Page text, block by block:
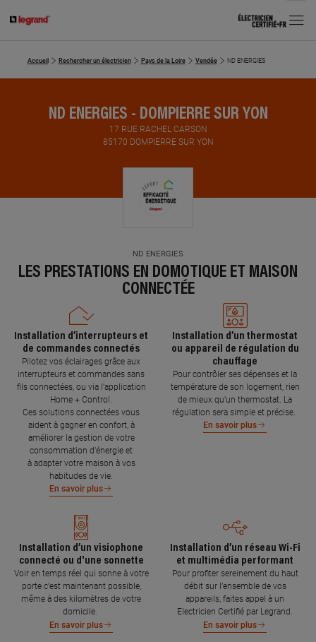
MENU
Accueil Rechercher un électricien Pays de la Loire Vendée ND ENERGIES
ND ENERGIES - DOMPIERRE SUR YON
17 RUE RACHEL CARSON
85170 DOMPIERRE SUR YON
ND ENERGIES
LES PRESTATIONS EN DOMOTIQUE ET MAISON
CONNECTÉE
Installation d’interrupteurs et
de commandes connectés
Pilotez vos éclairages grâce aux
interrupteurs et commandes sans
fils connectées, ou via l'application
Home + Control.
Ces solutions connectées vous
aident à gagner en confort, à
améliorer la gestion de votre
consommation d’énergie et
à adapter votre maison à vos
habitudes de vie.
En savoir plus
Installation d’un thermostat
ou appareil de régulation du
chauffage
Pour contrôler ses dépenses et la
température de son logement, rien
de mieux qu’un thermostat. La
régulation sera simple et précise.
En savoir plus
Installation d’un visiophone
connecté ou d'une sonnette
Voir en temps réel qui sonne à votre
porte c’est maintenant possible,
même à des kilomètres de votre
domicile.
En savoir plus
Installation d’un réseau Wi-Fi
et multimédia performant
Pour profiter sereinement du haut
débit sur l’ensemble de vos
appareils, faites appel à un
Electricien Certifié par Legrand.
En savoir plus